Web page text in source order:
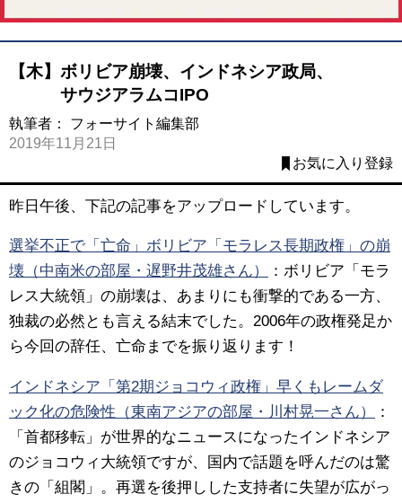
【木】ボリビア崩壊、インドネシア政局、
サウジアラムコIPO
執筆者： フォーサイト編集部
2019年11月21日
お気に入り登録
昨日午後、下記の記事をアップロードしています。
選挙不正で「亡命」ボリビア「モラレス長期政権」の崩
壊（中南米の部屋・遅野井茂雄さん）
： ボリビア「モラ
レス大統領」の崩壊は、あまりにも衝撃的である一方、
独裁の必然とも言える結末でした。2006年の政権発足か
ら今回の辞任、亡命までを振り返ります！
インドネシア「第2期ジョコウィ政権」早くもレームダ
ック化の危険性（東南アジアの部屋・川村晃一さん）
：
「首都移転」が世界的なニュースになったインドネシア
のジョコウィ大統領ですが、国内で話題を呼んだのは驚
きの「組閣」。再選を後押しした支持者に失望が広がっ